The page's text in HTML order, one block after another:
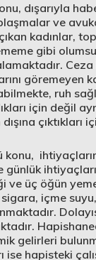
dışarıyla
ve
çıkan kadınlar,
gibi
göremeyen
ruh
için değil
çıktıkları
konu,
günlük
ve üç öğün
içme
gelirleri
ise hapisteki